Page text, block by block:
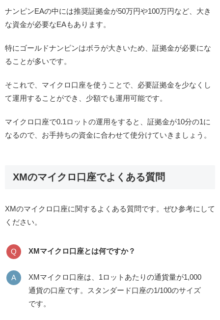
ナンピンEAの中には推奨証拠金が50万円や100万円など、大き
な資金が必要なEAもあります。
特にゴールドナンピンはボラが大きいため、証拠金が必要にな
ることが多いです。
そこれで、マイクロ口座を使うことで、必要証拠金を少なくし
て運用することができ、少額でも運用可能です。
マイクロ口座で0.1ロットの運用をすると、証拠金が10分の1に
なるので、お手持ちの資金に合わせて使分けていきましょう。
XMのマイクロ口座でよくある質問
XMのマイクロ口座に関するよくある質問です。ぜひ参考にして
ください。
XMマイクロ口座とは何ですか？
XMマイクロ口座は、1ロットあたりの通貨量が1,000
通貨の口座です。スタンダード口座の1/100のサイズ
です。